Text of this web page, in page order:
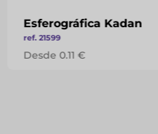
Esferográfica Kadan
ref. 21599
Desde 0.11 €